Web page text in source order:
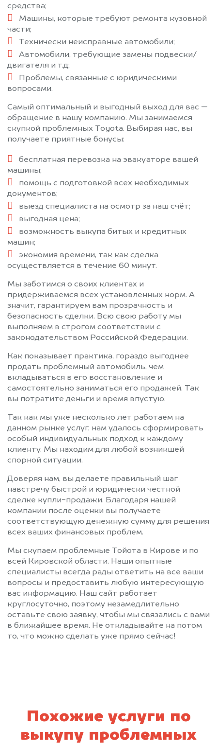
средства;
Машины, которые требуют ремонта кузовной
части;
Технически неисправные автомобили;
Автомобили, требующие замены подвески/
двигателя и т.д;
Проблемы, связанные с юридическими
вопросами.
Самый оптимальный и выгодный выход для вас —
обращение в нашу компанию. Мы занимаемся
скупкой проблемных Toyota. Выбирая нас, вы
получаете приятные бонусы:
бесплатная перевозка на эвакуаторе вашей
машины;
помощь с подготовкой всех необходимых
документов;
выезд специалиста на осмотр за наш счёт;
выгодная цена;
возможность выкупа битых и кредитных
машин;
экономия времени, так как сделка
осуществляется в течение 60 минут.
Мы заботимся о своих клиентах и
придерживаемся всех установленных норм. А
значит, гарантируем вам прозрачность и
безопасность сделки. Всю свою работу мы
выполняем в строгом соответствии с
законодательством Российской Федерации.
Как показывает практика, гораздо выгоднее
продать проблемный автомобиль, чем
вкладываться в его восстановление и
самостоятельно заниматься его продажей. Так
вы потратите деньги и время впустую.
Так как мы уже несколько лет работаем на
данном рынке услуг, нам удалось сформировать
особый индивидуальных подход к каждому
клиенту. Мы находим для любой возникшей
спорной ситуации.
Доверяя нам, вы делаете правильный шаг
навстречу быстрой и юридически честной
сделке купли-продажи. Благодаря нашей
компании после оценки вы получаете
соответствующую денежную сумму для решения
всех ваших финансовых проблем.
Мы скупаем проблемные Тойота в Кирове и по
всей Кировской области. Наши опытные
специалисты всегда рады ответить на все ваши
вопросы и предоставить любую интересующую
вас информацию. Наш сайт работает
круглосуточно, поэтому незамедлительно
оставьте свою заявку, чтобы мы связались с вами
в ближайшее время. Не откладывайте на потом
то, что можно сделать уже прямо сейчас!
Похожие услуги по
выкупу проблемных